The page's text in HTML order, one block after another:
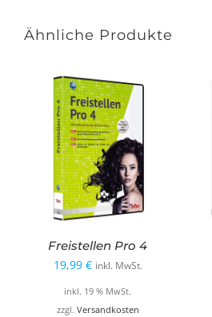
Ähnliche Produkte
Freistellen Pro 4
19,99 € inkl. MwSt.
inkl. 19 % MwSt.
zzgl. Versandkosten